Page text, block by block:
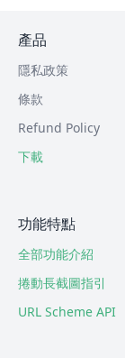
產品
隱私政策
條款
Refund Policy
下載
功能特點
全部功能介紹
捲動長截圖指引
URL Scheme API